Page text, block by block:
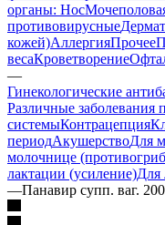
органы: Нос
противовирусные
кожей)АллергияПрочее
весаКроветворение
—
Гинекологические
Различные заболевания
системыКонтрацепция
периодАкушерствоДля
молочнице
лактации (усиление)Для
—Панавир супп. ваг.